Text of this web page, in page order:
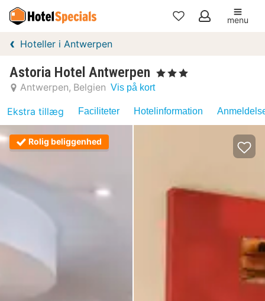
Mine
menu
Hoteller i Antwerpen
Astoria Hotel Antwerpen , 3 Stjerner
Antwerpen Belgien Vis på kort
Ekstra tillæg Faciliteter Hotelinformation
Rolig beliggenhed